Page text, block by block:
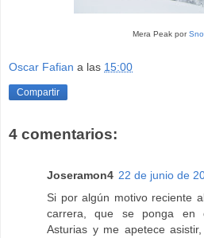
Mera Peak por
Oscar Fafian a las 15:00
Compartir
4 comentarios:
Joseramon4 22 de junio de
Si por algún motivo reciente
carrera, que se ponga en
Asturias y me apetece